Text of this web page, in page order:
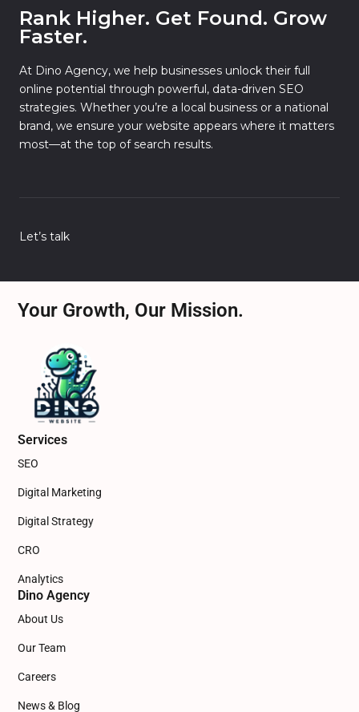
Rank Higher. Get Found. Grow
Faster.
At Dino Agency, we help businesses unlock their full
online potential through powerful, data-driven SEO
strategies. Whether you’re a local business or a national
brand, we ensure your website appears where it matters
most—at the top of search results.
Let’s talk
Your Growth, Our Mission.
Services
SEO
Digital Marketing
Digital Strategy
CRO
Analytics
Dino Agency
About Us
Our Team
Careers
News & Blog